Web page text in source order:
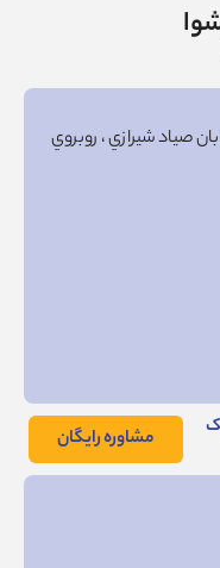
صیاد شیرازي ، روبروي
مشاوره رایگان